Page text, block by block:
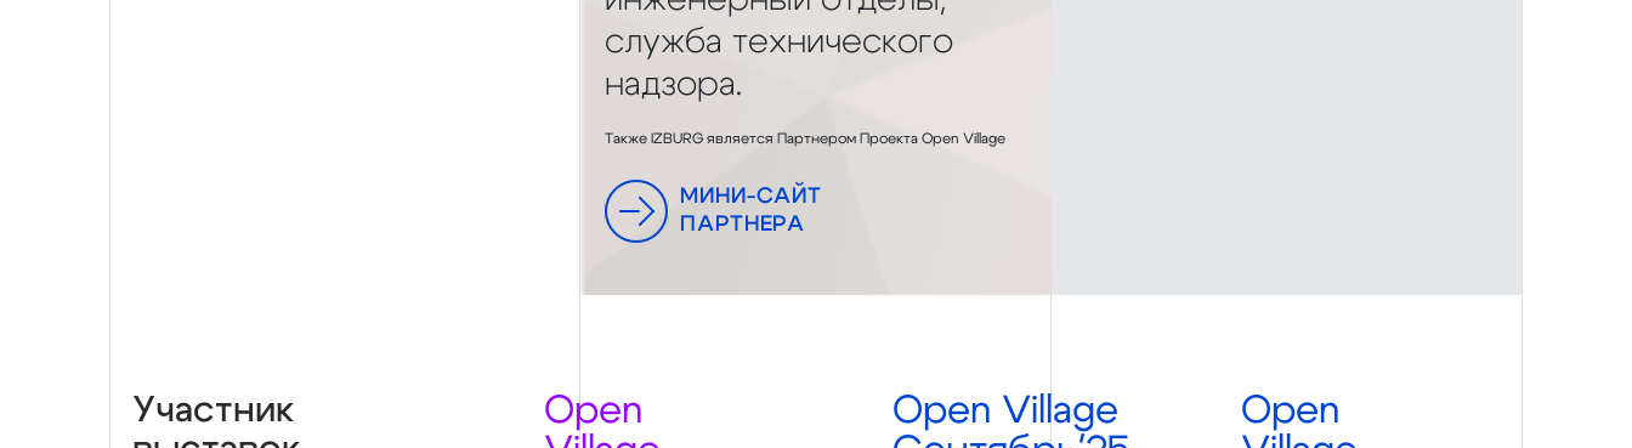
служба технического
надзора.
Также IZBURG является Партнером Проекта Open Village
МИНИ-САЙТ
ПАРТНЕРА
Участник
Open
Open Village
Open